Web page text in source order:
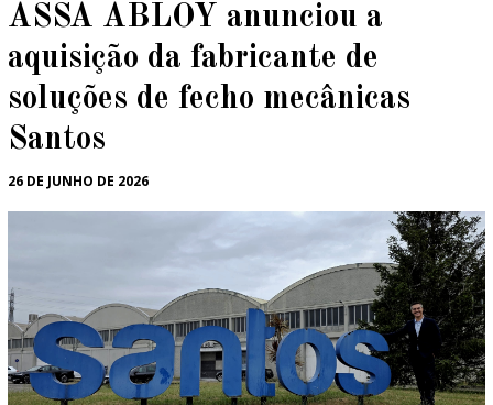
ASSA ABLOY anunciou a
aquisição da fabricante de
soluções de fecho mecânicas
Santos
26 DE JUNHO DE 2026